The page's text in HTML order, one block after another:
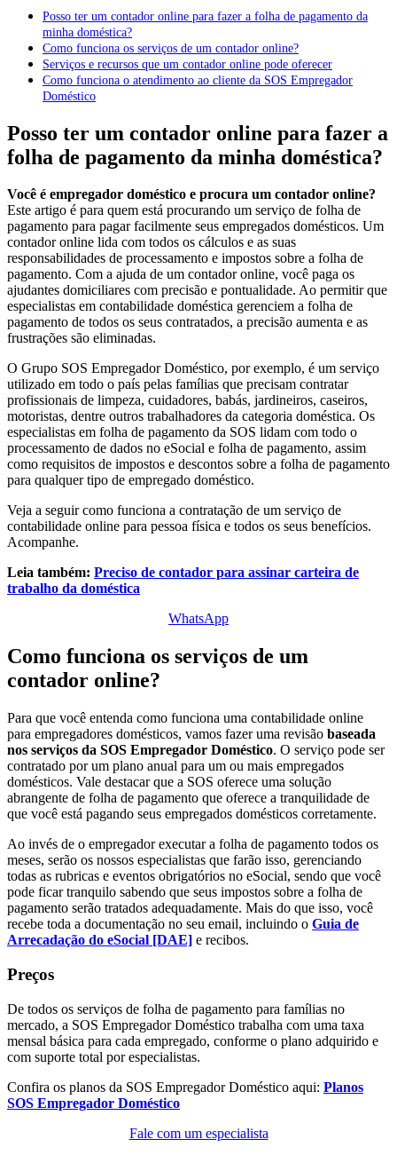
Posso ter um contador online para fazer a folha de pagamento da
minha doméstica?
Como funciona os serviços de um contador online?
Serviços e recursos que um contador online pode oferecer
Como funciona o atendimento ao cliente da SOS Empregador
Doméstico
Posso ter um contador online para fazer a
folha de pagamento da minha doméstica?
Você é empregador doméstico e procura um contador online?
Este artigo é para quem está procurando um serviço de folha de
pagamento para pagar facilmente seus empregados domésticos. Um
contador online lida com todos os cálculos e as suas
responsabilidades de processamento e impostos sobre a folha de
pagamento. Com a ajuda de um contador online, você paga os
ajudantes domiciliares com precisão e pontualidade. Ao permitir que
especialistas em contabilidade doméstica gerenciem a folha de
pagamento de todos os seus contratados, a precisão aumenta e as
frustrações são eliminadas.
O Grupo SOS Empregador Doméstico, por exemplo, é um serviço
utilizado em todo o país pelas famílias que precisam contratar
profissionais de limpeza, cuidadores, babás, jardineiros, caseiros,
motoristas, dentre outros trabalhadores da categoria doméstica. Os
especialistas em folha de pagamento da SOS lidam com todo o
processamento de dados no eSocial e folha de pagamento, assim
como requisitos de impostos e descontos sobre a folha de pagamento
para qualquer tipo de empregado doméstico.
Veja a seguir como funciona a contratação de um serviço de
contabilidade online para pessoa física e todos os seus benefícios.
Acompanhe.
Leia também: Preciso de contador para assinar carteira de
trabalho da doméstica
WhatsApp
Como funciona os serviços de um
contador online?
Para que você entenda como funciona uma contabilidade online
para empregadores domésticos, vamos fazer uma revisão baseada
nos serviços da SOS Empregador Doméstico. O serviço pode ser
contratado por um plano anual para um ou mais empregados
domésticos. Vale destacar que a SOS oferece uma solução
abrangente de folha de pagamento que oferece a tranquilidade de
que você está pagando seus empregados domésticos corretamente.
Ao invés de o empregador executar a folha de pagamento todos os
meses, serão os nossos especialistas que farão isso, gerenciando
todas as rubricas e eventos obrigatórios no eSocial, sendo que você
pode ficar tranquilo sabendo que seus impostos sobre a folha de
pagamento serão tratados adequadamente. Mais do que isso, você
recebe toda a documentação no seu email, incluindo o Guia de
Arrecadação do eSocial [DAE] e recibos.
Preços
De todos os serviços de folha de pagamento para famílias no
mercado, a SOS Empregador Doméstico trabalha com uma taxa
mensal básica para cada empregado, conforme o plano adquirido e
com suporte total por especialistas.
Confira os planos da SOS Empregador Doméstico aqui: Planos
SOS Empregador Doméstico
Fale com um especialista